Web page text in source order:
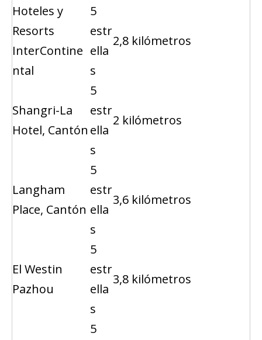
Hoteles y
Resorts
InterContine
ntal
5
estr
ella
s
2,8 kilómetros
Shangri-La
Hotel, Cantón
5
estr
ella
s
2 kilómetros
Langham
Place, Cantón
5
estr
ella
s
3,6 kilómetros
El Westin
Pazhou
5
estr
ella
s
3,8 kilómetros
5